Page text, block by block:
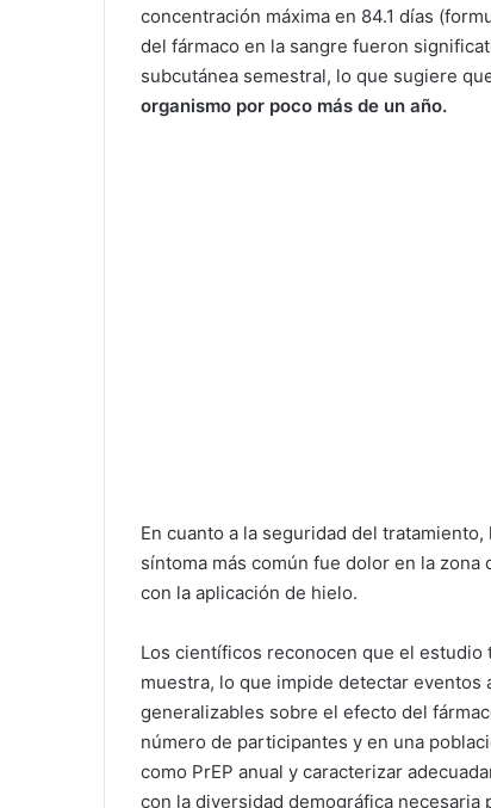
concentración máxima en 84.1 días
del fármaco en la sangre fueron
subcutánea semestral, lo que sugiere
organismo por poco más de un año.
En cuanto a la seguridad del
síntoma más común fue dolor en la
con la aplicación de hielo.
Los científicos reconocen que el
muestra, lo que impide detectar
generalizables sobre el efecto del
número de participantes y en una
como PrEP anual y caracterizar
con la diversidad demográfica